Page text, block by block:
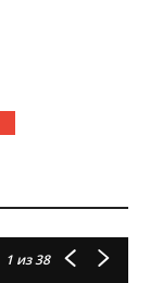
1 из 38